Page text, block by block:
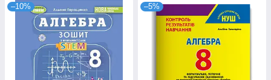
–10% –5%